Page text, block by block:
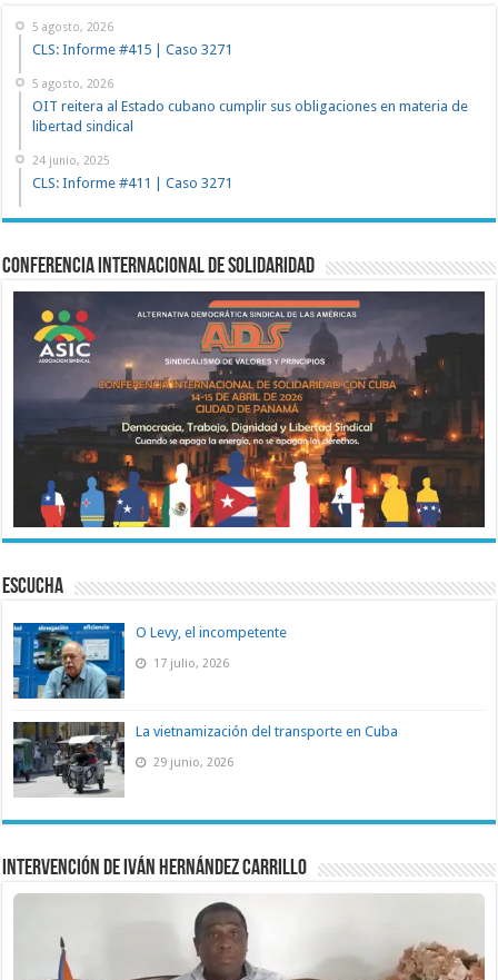
5 agosto, 2026
CLS: Informe #415 | Caso 3271
5 agosto, 2026
OIT reitera al Estado cubano cumplir sus obligaciones en materia de
libertad sindical
24 junio, 2025
CLS: Informe #411 | Caso 3271
Conferencia Internacional de Solidaridad
ESCUCHA
O Levy, el incompetente
17 julio, 2026
La vietnamización del transporte en Cuba
29 junio, 2026
Intervención de Iván Hernández Carrillo